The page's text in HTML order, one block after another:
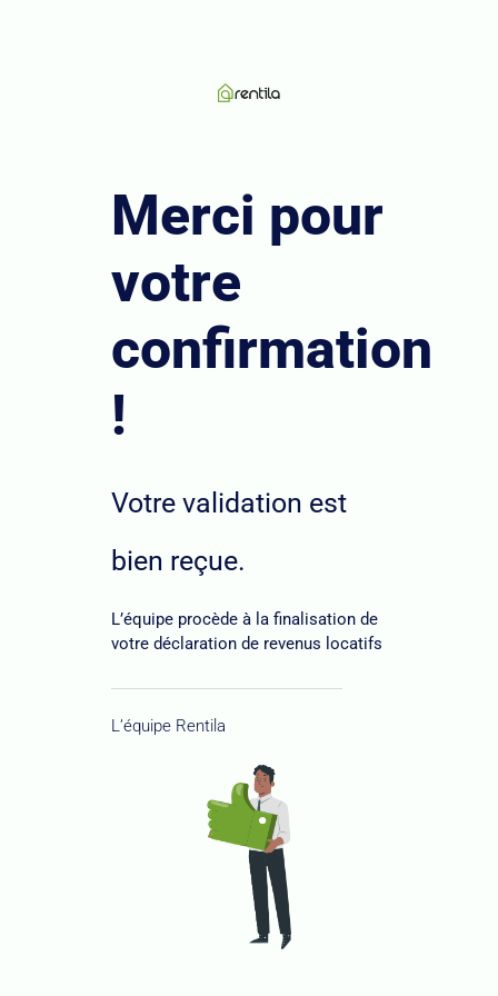
Merci pour
votre
confirmation
!​
Votre validation est
bien reçue.
L’équipe procède à la finalisation de
votre déclaration de revenus locatifs
L’équipe Rentila